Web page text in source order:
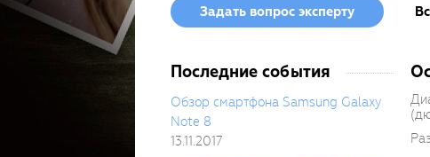
Задать вопрос эксперту
Последние события
Обзор смартфона Samsung Galaxy
Note 8
13.11.2017